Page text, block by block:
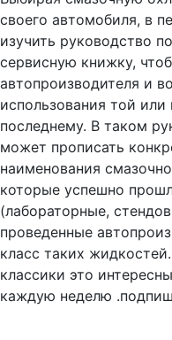
своего автомобиля, в
изучить руководство
сервисную книжку,
автопроизводителя и
использования той
последнему. В таком
может прописать
наименования
которые успешно
(лабораторные,
проведенные
класс таких
классики это
каждую неделю